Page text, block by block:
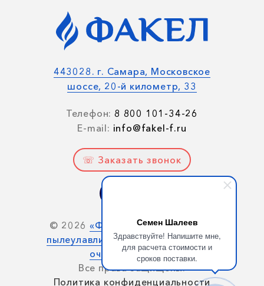
Семен Шалеев
Здравствуйте! Напишите мне,
для расчета стоимости и
сроков поставки.
443028. г. Самара, Московское
шоссе, 20-й километр, 33
Телефон: 8 800 101-34-26
E-mail: info@fakel-f.ru
☏ Заказать звонок
© 2026 «Факел» — производство
пылеулавливающих агрегатов для
очистки воздуха.
Все права защищены.
Политика конфиденциальности